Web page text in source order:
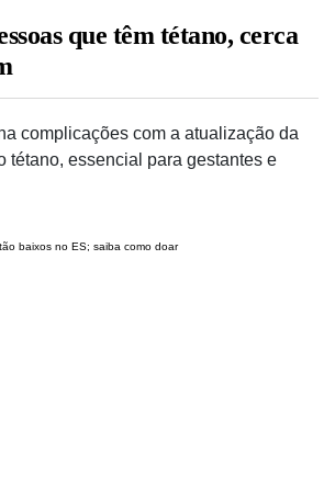
que têm tétano, cerca
complicações com a atualização da
tétano, essencial para gestantes e